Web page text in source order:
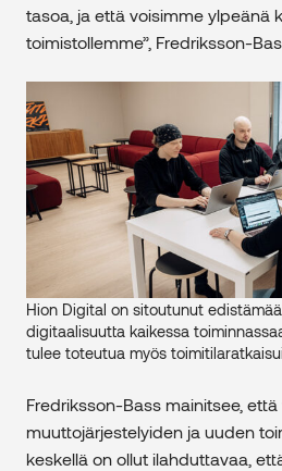
tasoa, ja että voisimme ylpeänä
toimistollemme”, Fredriksson-
Hion Digital on sitoutunut
digitaalisuutta kaikessa
tulee toteutua myös
Fredriksson-Bass mainitsee,
muuttojärjestelyiden ja uuden
keskellä on ollut ilahduttavaa,